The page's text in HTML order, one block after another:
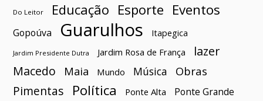
Do Leitor Educação Esporte Eventos
Gopoúva Guarulhos Itapegica
Jardim Presidente Dutra Jardim Rosa de França
lazer
Macedo
Maia Mundo Música Obras
Pimentas Política Ponte Alta Ponte Grande